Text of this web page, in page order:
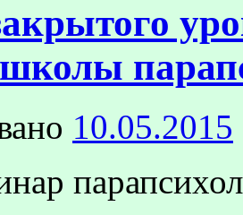
10.05.2015